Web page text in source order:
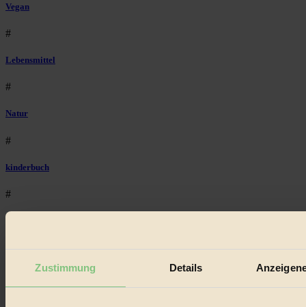
Zustimmung Details
Vegan
#
Lebensmittel
#
Natur
#
kinderbuch
#
#